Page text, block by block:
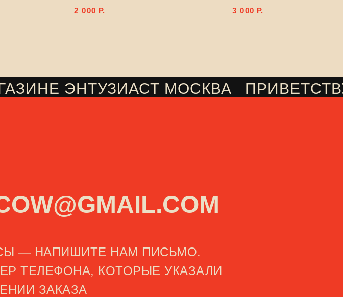
2 000 Р. 3 000 Р.
ЭНТУЗИАСТ МОСКВА
— НАПИШИТЕ НАМ ПИСЬМО.
ТЕЛЕФОНА, КОТОРЫЕ УКАЗАЛИ
ЗАКАЗА